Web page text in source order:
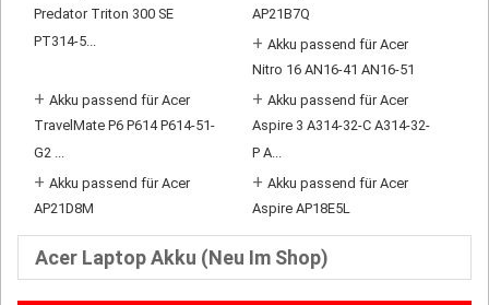
Predator Triton 300 SE
PT314-5...
AP21B7Q
+ Akku passend für Acer
Nitro 16 AN16-41 AN16-51
+ Akku passend für Acer
TravelMate P6 P614 P614-51-
G2 ...
+ Akku passend für Acer
Aspire 3 A314-32-C A314-32-
P A...
+ Akku passend für Acer
AP21D8M
+ Akku passend für Acer
Aspire AP18E5L
Acer Laptop Akku (Neu Im Shop)